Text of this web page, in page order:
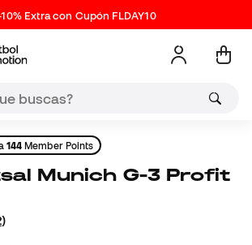
Extra con Cupón FLDAY10
144 Member Points
)